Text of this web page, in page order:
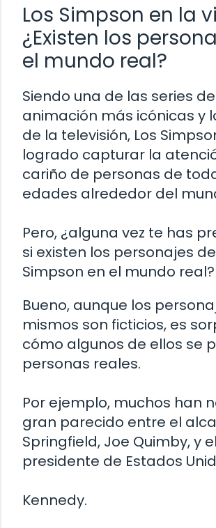
Los Simpson en la
¿Existen los
el mundo real?
Siendo una de las series de
animación más icónicas y
de la televisión, Los
logrado capturar la
cariño de personas de
edades alrededor del
Pero, ¿alguna vez te has
si existen los personajes
Simpson en el mundo real?
Bueno, aunque los
mismos son ficticios, es
cómo algunos de ellos se
personas reales.
Por ejemplo, muchos han
gran parecido entre el
Springfield, Joe Quimby, y
presidente de Estados
Kennedy.